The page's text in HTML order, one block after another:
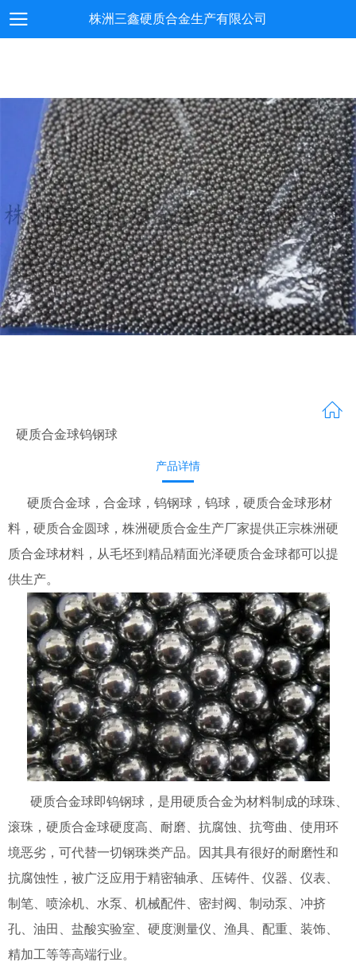
株洲三鑫硬质合金生产有限公司
硬质合金球钨钢球
产品详情
硬质合金球，合金球，钨钢球，钨球，硬质合金球形材
料，硬质合金圆球，株洲硬质合金生产厂家提供正宗株洲硬
质合金球材料，从毛坯到精品精面光泽硬质合金球都可以提
供生产。
硬质合金球即钨钢球，是用硬质合金为材料制成的球珠、
滚珠，硬质合金球硬度高、耐磨、抗腐蚀、抗弯曲、使用环
境恶劣，可代替一切钢珠类产品。因其具有很好的耐磨性和
抗腐蚀性，被广泛应用于精密轴承、压铸件、仪器、仪表、
制笔、喷涂机、水泵、机械配件、密封阀、制动泵、冲挤
孔、油田、盐酸实验室、硬度测量仪、渔具、配重、装饰、
精加工等等高端行业。